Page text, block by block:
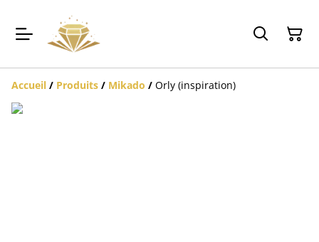
Accueil / Produits / Mikado / Orly (inspiration)